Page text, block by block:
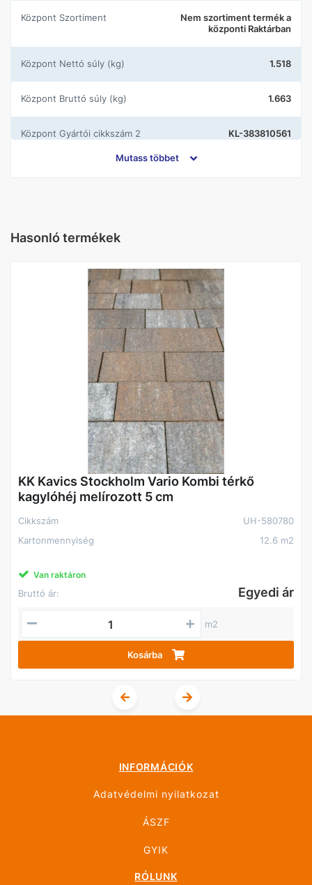
központ Szortiment
Nem szortiment termék a
központi Raktárban
központ Nettó súly (kg) 1.518
központ Bruttó súly (kg) 1.663
központ Gyártói cikkszám 2 KL-383810561
Leeresztőszelep
Mutass többet
Hasonló termékek
KK Kavics Stockholm Vario Kombi térkő
kagylóhéj melírozott 5 cm
Cikkszám
UH-580780
Kartonmennyiség
12.6 m2
Van raktáron
Bruttó ár: Egyedi ár
m2
Kosárba
INFORMÁCIÓK
Adatvédelmi nyilatkozat
ÁSZF
GYIK
RÓLUNK